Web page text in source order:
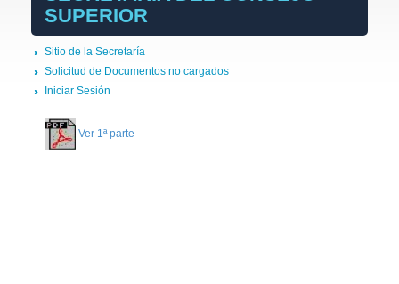
SUPERIOR
Sitio de la Secretaría
Solicitud de Documentos no cargados
Iniciar Sesión
Ver 1ª parte